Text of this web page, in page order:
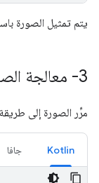
يتم تمثيل الصورة
3- معالجة الصورة
مرِّر الصورة إلى طريقة
Kotlin جافا